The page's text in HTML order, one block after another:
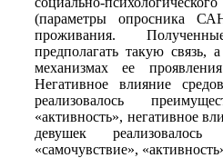
(параметры опросника
проживания.
предполагать такую связь,
механизмах ее
Негативное влияние
реализовалось
«активность», негативное
девушек
«самочувствие»,